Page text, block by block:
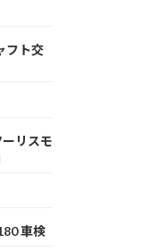
フト交
リスモ
車検